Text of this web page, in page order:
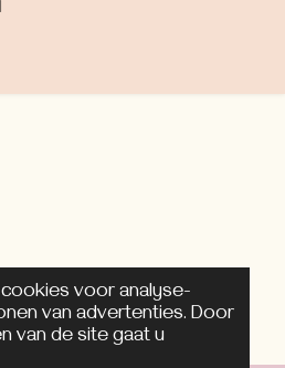
voor analyse-
van advertenties. Door
van de site gaat u